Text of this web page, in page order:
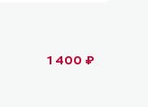
1 400 ₽